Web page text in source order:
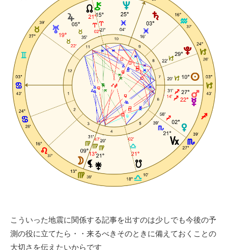
こういった地震に関係する記事を出すのは少しでも今後の予
測の役に立てたら・・来るべきそのときに備えておくことの
大切さを伝えたいからです